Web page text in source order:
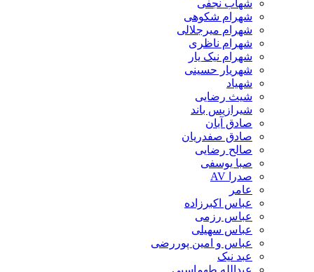
شهاب نجفی
شهرام شکوهی
شهرام میرجلالی
شهرام ناظری
شهرام نیک یار
شهریار حسینی
شهیاد
شیث رضایی
شیرازیس باند
صادق آبان
صادق صفدریان
صالح رضایی
صبا یوسفی
صدرا AV
عامر
عباس اکبرزاده
عباس رزمی
عباس سهیلی
عباس و امین پوررضی
عبد نیک